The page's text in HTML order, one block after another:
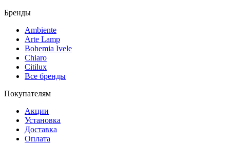
Бренды
Ambiente
Arte Lamp
Bohemia Ivele
Chiaro
Citilux
Все бренды
Покупателям
Акции
Установка
Доставка
Оплата